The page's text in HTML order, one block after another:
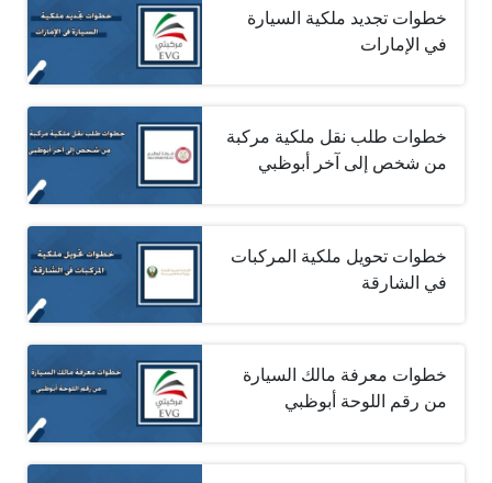
خطوات تجديد ملكية السيارة
في الإمارات
خطوات طلب نقل ملكية مركبة
من شخص إلى آخر أبوظبي
خطوات تحويل ملكية المركبات
في الشارقة
خطوات معرفة مالك السيارة
من رقم اللوحة أبوظبي